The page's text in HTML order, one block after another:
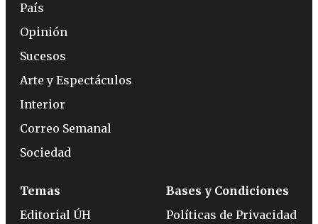
País
Opinión
Sucesos
Arte y Espectáculos
Interior
Correo Semanal
Sociedad
Temas
Editorial ÚH
Bases y Condiciones
Políticas de Privacidad